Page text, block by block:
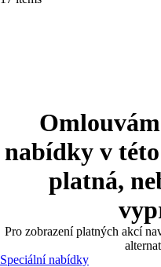
nabídky v
platná,
Pro zobrazení platných akcí
Speciální nabídky